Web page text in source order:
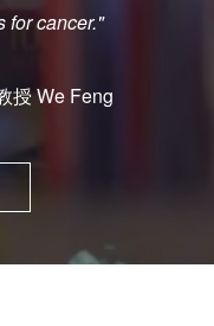
for cancer."
授 We Feng